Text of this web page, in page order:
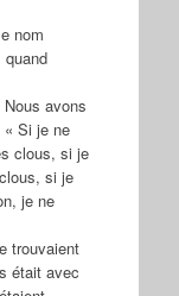
nom
quand
avons
Si je ne
clous, si je
si je
je ne
trouvaient
était avec